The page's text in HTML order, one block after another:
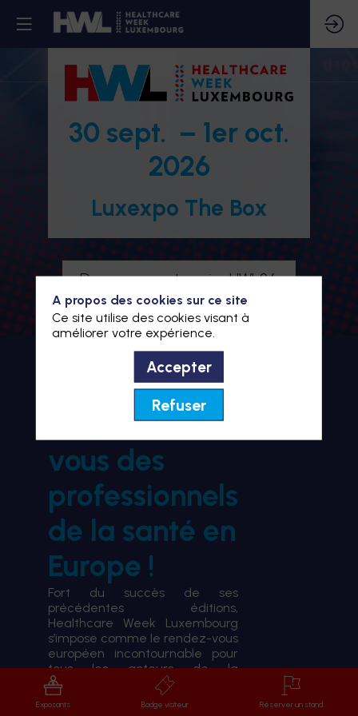
30 sept. – 1er oct.
2026
Luxexpo The Box
Devenez partenaire HWL26
Je m'inscris à HWL26
BIENVENUE À HWL26
le rendez-
vous des
professionnels
de la santé en
Europe !
Fort du succès de ses
précédentes éditions,
Healthcare Week Luxembourg
s’impose comme le rendez-vous
européen incontournable pour
tous les acteurs de la
transformation du système de
santé.
Exposants Badge visiteur Réserver un stand
A propos des cookies sur ce site
Ce site utilise des cookies visant à
améliorer votre expérience.
Accepter
Refuser